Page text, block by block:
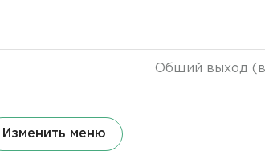
Общий выход
Изменить меню